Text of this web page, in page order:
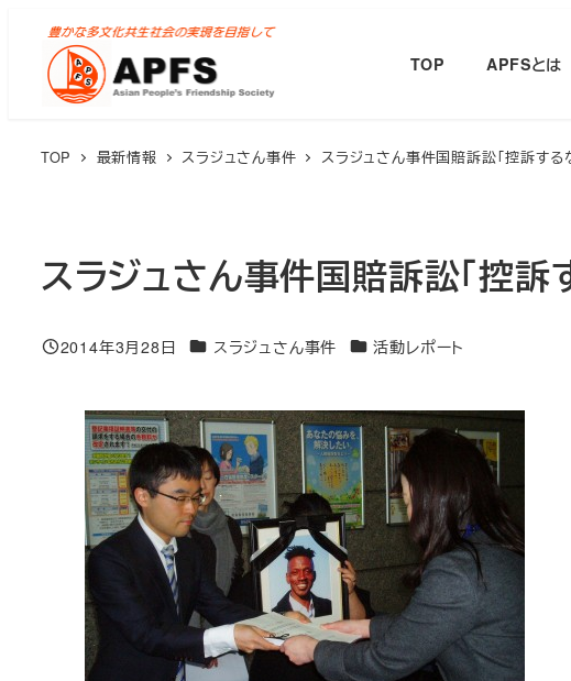
TOP APFSとは
TOP 最新情報 スラジュさん事件 スラジュさん事件国賠訴訟「控訴す
スラジュさん事件国賠訴訟「控
投稿日
2014年3月28日 カテゴリー
スラジュさん事件 カテゴリー
活動レポート